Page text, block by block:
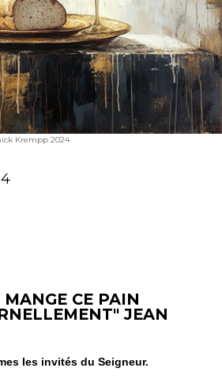
Krempp 2024
CE PAIN
JEAN
les invités du Seigneur.